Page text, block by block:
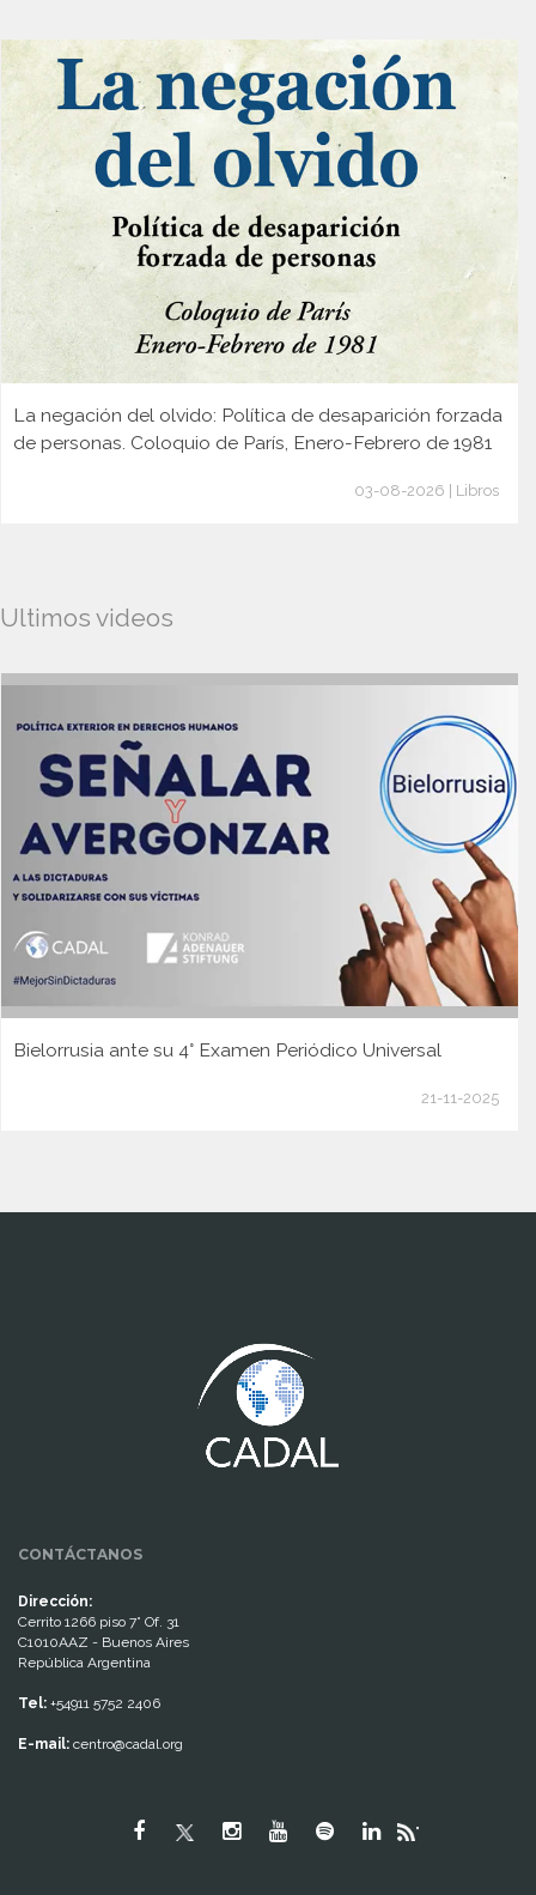
La negación del olvido: Política de desaparición forzada
de personas. Coloquio de París, Enero-Febrero de 1981
03-08-2026 | Libros
Ultimos videos
Bielorrusia ante su 4° Examen Periódico Universal
21-11-2025
CONTÁCTANOS
Dirección:
Cerrito 1266 piso 7° Of. 31
C1010AAZ - Buenos Aires
República Argentina
Tel: +54911 5752 2406
E-mail: centro@cadal.org
"